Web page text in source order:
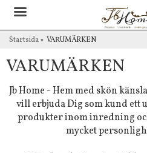
Startsida» VARUMÄRKEN
VARUMÄRKEN
Jb Home - Hem med skön
vill erbjuda Dig som kund ett
produkter inom inredning
mycket